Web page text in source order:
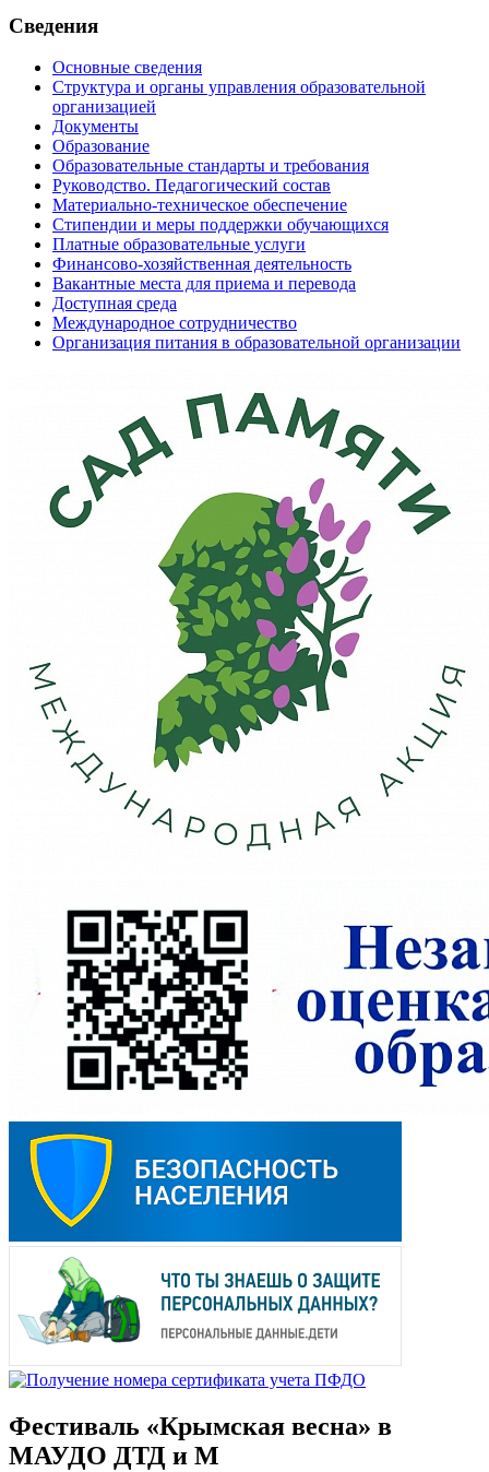
Сведения
Основные сведения
Структура и органы управления образовательной
организацией
Документы
Образование
Образовательные стандарты и требования
Руководство. Педагогический состав
Материально-техническое обеспечение
Стипендии и меры поддержки обучающихся
Платные образовательные услуги
Финансово-хозяйственная деятельность
Вакантные места для приема и перевода
Доступная среда
Международное сотрудничество
Организация питания в образовательной организации
Фестиваль «Крымская весна» в
МАУДО ДТД и М